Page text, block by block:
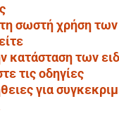
τη σωστή χρήση
κατάσταση των
τις οδηγίες
για